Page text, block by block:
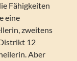
Fähigkeiten
eine
zweitens
12
Aber